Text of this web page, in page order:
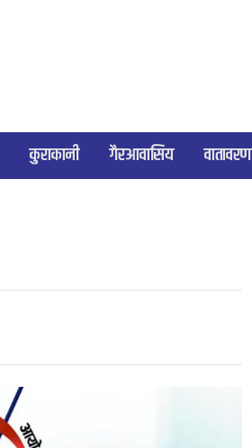
कुराकानी गैरआवासिय वातावरण